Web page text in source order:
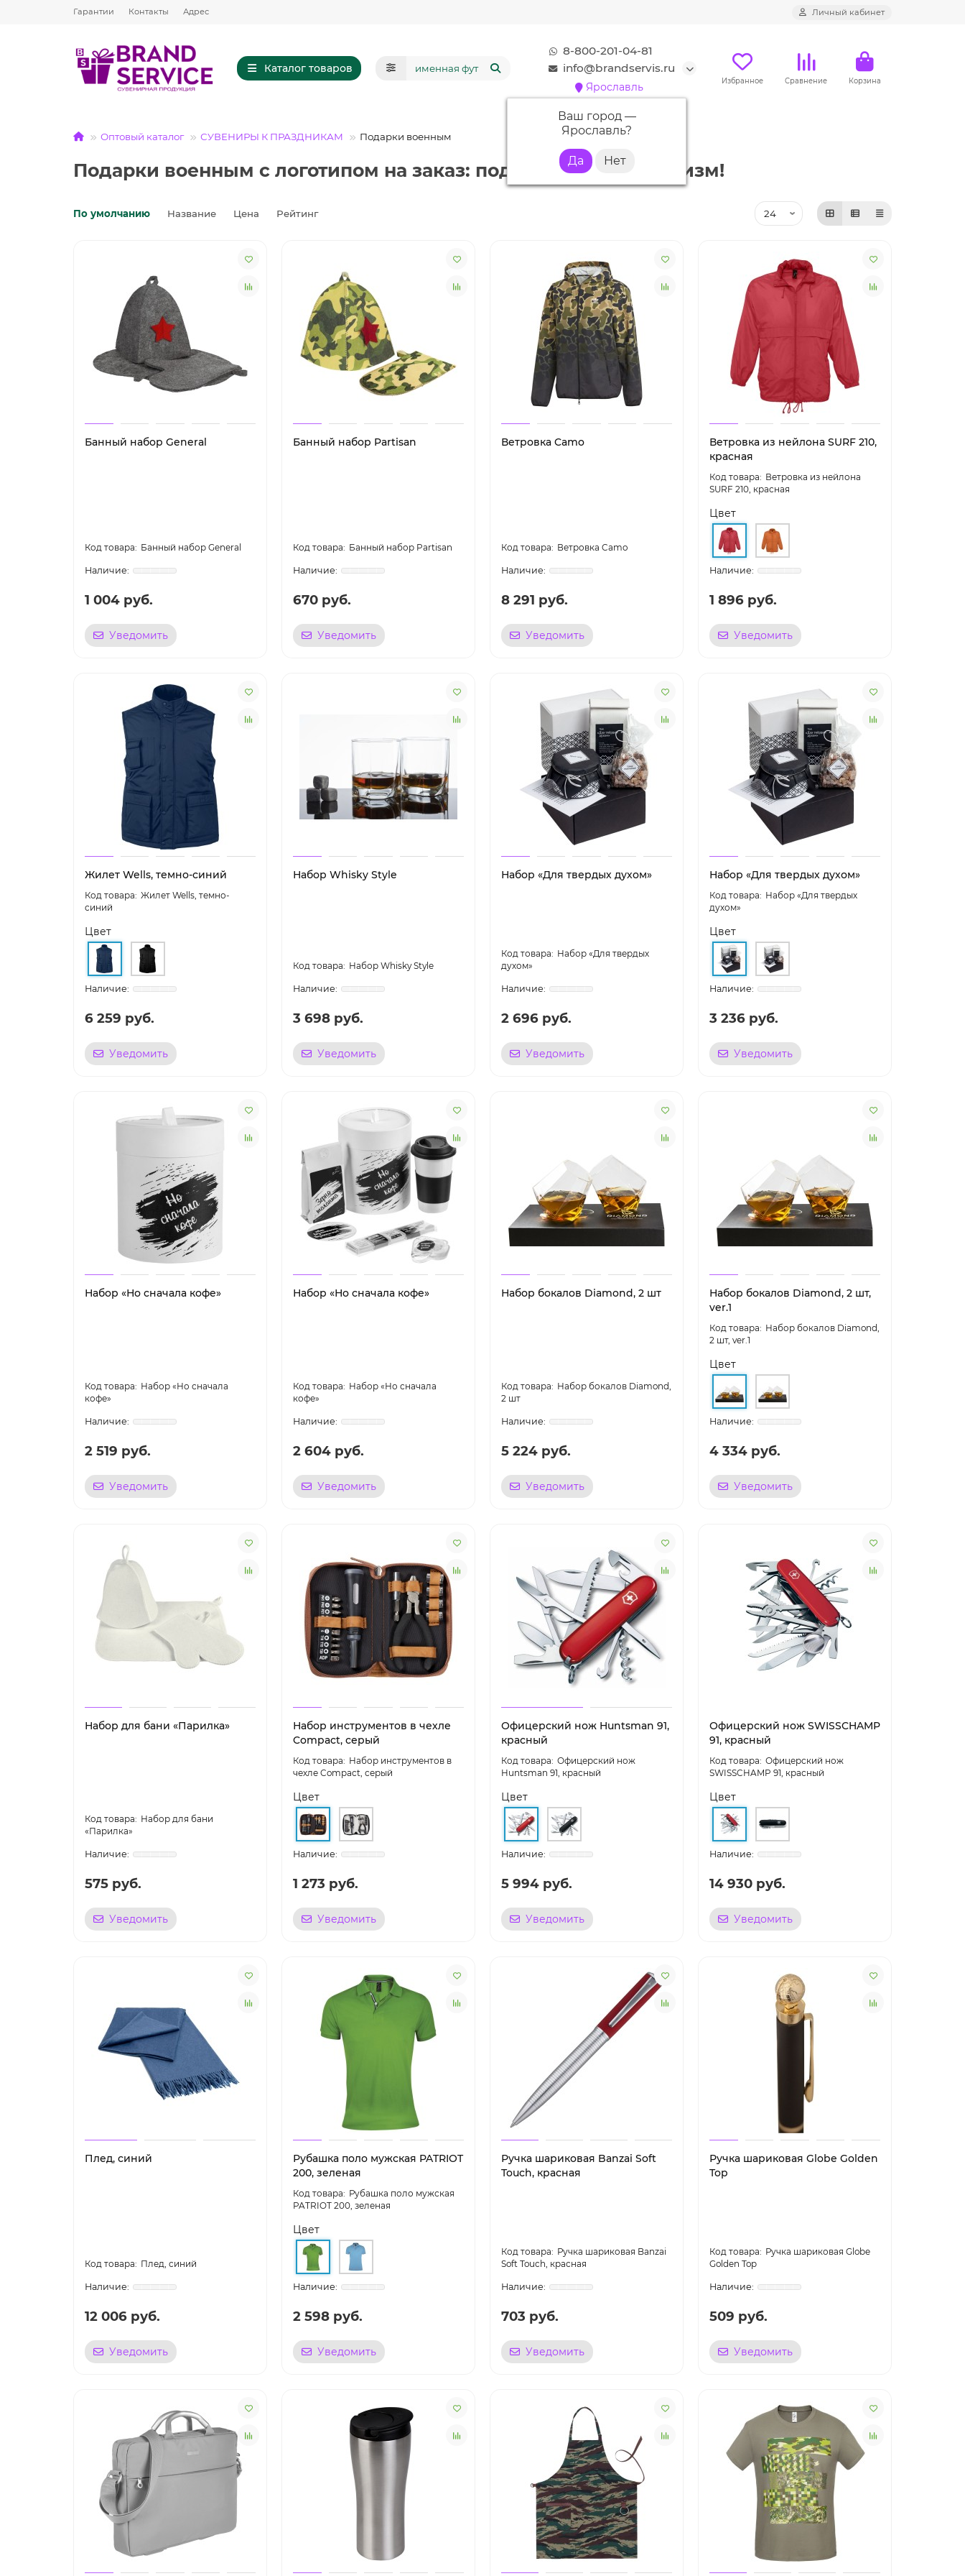
Гарантии Контакты Адрес Личный кабинет
Каталог товаров
8-800-201-04-81
info@brandservis.ru
Ярославль
Ваш город —
Ярославль?
Избранное Сравнение Корзина
Оптовый каталог СУВЕНИРЫ К ПРАЗДНИКАМ Подарки военным
Подарки военным с логотипом на заказ: подчеркните их героизм!
По умолчанию Название Цена Рейтинг
Банный набор General
Банный набор General
1 004 руб.
Уведомить
Банный набор Partisan
Банный набор Partisan
670 руб.
Уведомить
Ветровка Camo
Ветровка Camo
8 291 руб.
Уведомить
Ветровка из нейлона SURF 210,
красная
Ветровка из нейлона
SURF 210, красная
Цвет
1 896 руб.
Уведомить
Жилет Wells, темно-синий
Жилет Wells, темно-
синий
Цвет
6 259 руб.
Уведомить
Набор Whisky Style
Набор Whisky Style
3 698 руб.
Уведомить
Набор «Для твердых духом»
Набор «Для твердых
духом»
2 696 руб.
Уведомить
Набор «Для твердых духом»
Набор «Для твердых
духом»
Цвет
3 236 руб.
Уведомить
Набор «Но сначала кофе»
Набор «Но сначала
кофе»
2 519 руб.
Уведомить
Набор «Но сначала кофе»
Набор «Но сначала
кофе»
2 604 руб.
Уведомить
Набор бокалов Diamond, 2 шт
Набор бокалов Diamond,
2 шт
5 224 руб.
Уведомить
Набор бокалов Diamond, 2 шт,
ver.1
Набор бокалов Diamond,
2 шт, ver.1
Цвет
4 334 руб.
Уведомить
Набор для бани «Парилка»
Набор для бани
«Парилка»
575 руб.
Уведомить
Набор инструментов в чехле
Compact, серый
Набор инструментов в
чехле Compact, серый
Цвет
1 273 руб.
Уведомить
Офицерский нож Huntsman 91,
красный
Офицерский нож
Huntsman 91, красный
Цвет
5 994 руб.
Уведомить
Офицерский нож SWISSCHAMP
91, красный
Офицерский нож
SWISSCHAMP 91, красный
Цвет
14 930 руб.
Уведомить
Плед, синий
Плед, синий
12 006 руб.
Уведомить
Рубашка поло мужская PATRIOT
200, зеленая
Рубашка поло мужская
PATRIOT 200, зеленая
Цвет
2 598 руб.
Уведомить
Ручка шариковая Banzai Soft
Touch, красная
Ручка шариковая Banzai
Soft Touch, красная
703 руб.
Уведомить
Ручка шариковая Globe Golden
Top
Ручка шариковая Globe
Golden Top
509 руб.
Уведомить